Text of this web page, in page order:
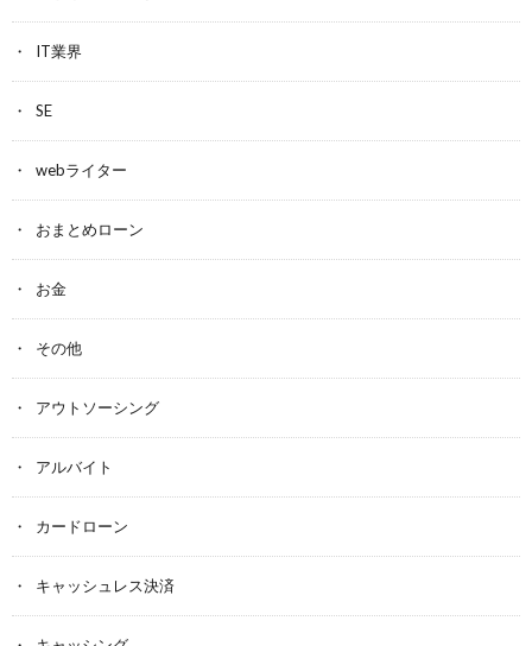
IT業界
SE
webライター
おまとめローン
お金
その他
アウトソーシング
アルバイト
カードローン
キャッシュレス決済